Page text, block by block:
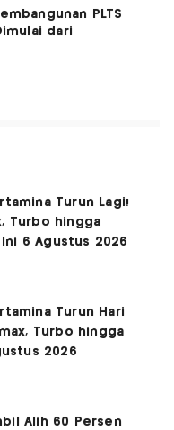
PLTS
dari
Turun Lagi!
Turbo hingga
6 Agustus 2026
Turun Hari
Turbo hingga
2026
Alih 60 Persen